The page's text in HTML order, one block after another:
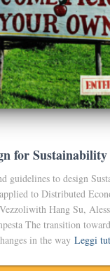
for
guidelines to design
to Distributed
Hang Su,
The transition
in the way Leggi